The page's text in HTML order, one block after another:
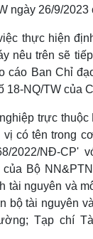
Công
Sành điệu
Tin Công
Trải nghiệm
Chuyển
ngày 26/9/2023
thực hiện
nêu trên sẽ
cáo Ban Chỉ
18-NQ/TW của
trực thuộc
có tên trong
2022/NĐ-CP'
Bộ
tài nguyên và
bộ tài nguyên
Tạp chí